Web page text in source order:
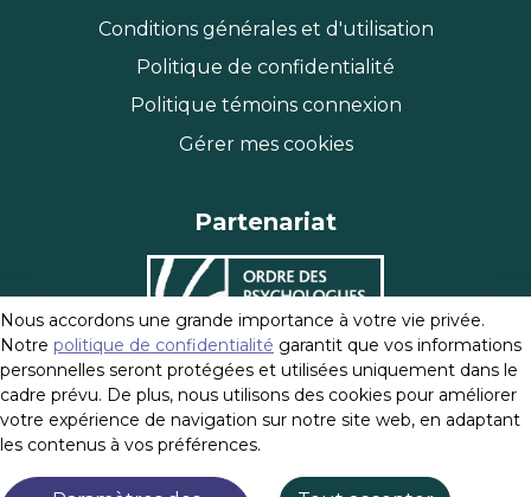
Conditions générales et d'utilisation
Politique de confidentialité
Politique témoins connexion
Gérer mes cookies
Partenariat
Nous accordons une grande importance à votre vie privée.
Notre politique de confidentialité garantit que vos informations
personnelles seront protégées et utilisées uniquement dans le
cadre prévu. De plus, nous utilisons des cookies pour améliorer
votre expérience de navigation sur notre site web, en adaptant
les contenus à vos préférences.